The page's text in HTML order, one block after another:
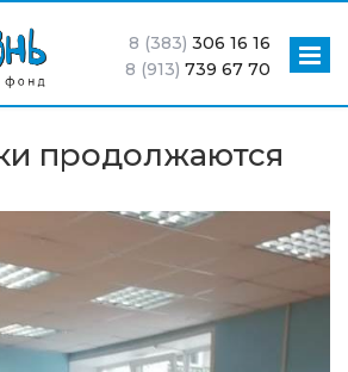
8 (383) 306 16 16
8 (913) 739 67 70
продолжаются